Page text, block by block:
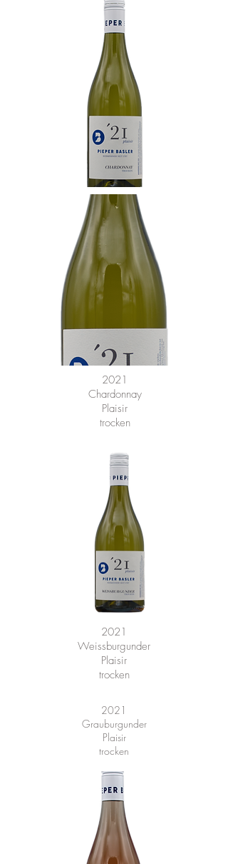
2021
Chardonnay
Plaisir
trocken
2021
Weissburgunder
Plaisir
trocken
2021
Grauburgunder
Plaisir
trocken